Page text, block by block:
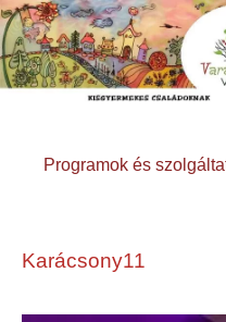
Programok és
Karácsony11